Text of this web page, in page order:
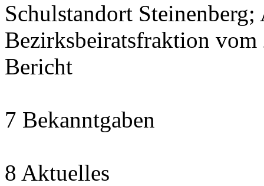
Schulstandort
Bezirksbeiratsfraktion
Bericht
7 Bekanntgaben
8 Aktuelles